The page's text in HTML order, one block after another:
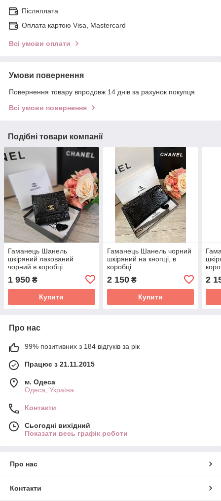
Післяплата
Оплата картою Visa, Mastercard
Всі умови оплати
Умови повернення
Повернення товару впродовж 14 днів за рахунок покупця
Всі умови повернення
Подібні товари компанії
Гаманець Шанель
шкіряний лакований
чорний в коробці
1 950 ₴
Купити
Гаманець Шанель чорний
шкіряний на кнопці, в
коробці
2 150₴
Купити
2
Про нас
99% позитивних з 184 відгуків за рік
Працює з 21.11.2015
м. Одеса
Одеса, Україна
Контакти
Сьогодні вихідний
Показати весь графік роботи
Про нас
Контакти